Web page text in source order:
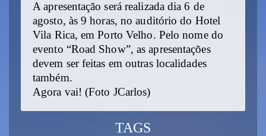
A apresentação será realizada dia 6 de
agosto, às 9 horas, no auditório do Hotel
Vila Rica, em Porto Velho. Pelo nome do
evento “Road Show”, as apresentações
devem ser feitas em outras localidades
também.
Agora vai! (Foto JCarlos)
TAGS